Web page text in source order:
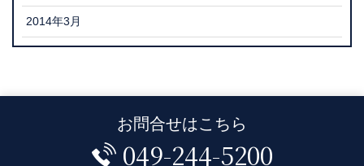
2014年3月
お問合せはこちら
049-244-5200